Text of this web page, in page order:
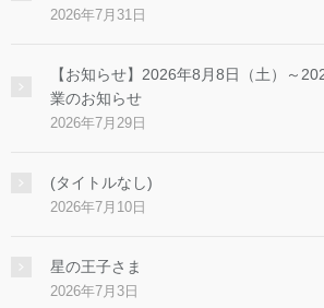
2026年7月31日
【お知らせ】2026年8月8日（土）～
業のお知らせ
2026年7月29日
(タイトルなし)
2026年7月10日
星の王子さま
2026年7月3日